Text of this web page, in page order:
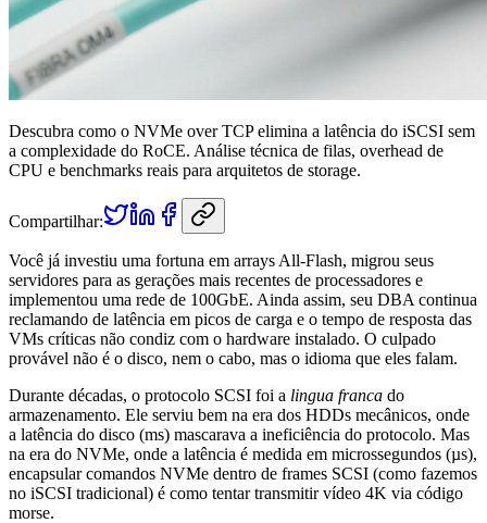
Descubra como o NVMe over TCP elimina a latência do iSCSI sem
a complexidade do RoCE. Análise técnica de filas, overhead de
CPU e benchmarks reais para arquitetos de storage.
Compartilhar:
Você já investiu uma fortuna em arrays All-Flash, migrou seus
servidores para as gerações mais recentes de processadores e
implementou uma rede de 100GbE. Ainda assim, seu DBA continua
reclamando de latência em picos de carga e o tempo de resposta das
VMs críticas não condiz com o hardware instalado. O culpado
provável não é o disco, nem o cabo, mas o idioma que eles falam.
Durante décadas, o protocolo SCSI foi a lingua franca do
armazenamento. Ele serviu bem na era dos HDDs mecânicos, onde
a latência do disco (ms) mascarava a ineficiência do protocolo. Mas
na era do NVMe, onde a latência é medida em microssegundos (µs),
encapsular comandos NVMe dentro de frames SCSI (como fazemos
no iSCSI tradicional) é como tentar transmitir vídeo 4K via código
morse.